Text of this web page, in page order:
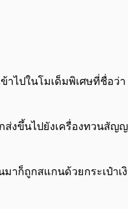
ปในโมเด็มพิเศษที่ชื่อว่า
งขึ้นไปยังเครื่องทวนสัญ
ถูกสแกนด้วยกระเป๋าเงิ